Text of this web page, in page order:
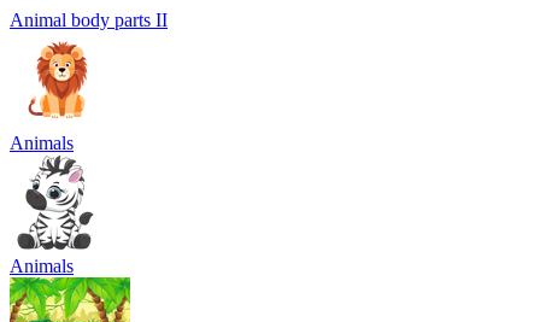
Animal body parts II
Animals
Animals